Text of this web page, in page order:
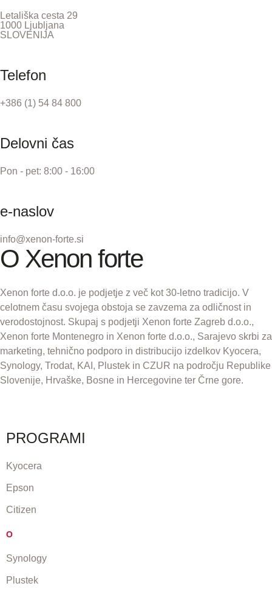
Letališka cesta 29
1000 Ljubljana
SLOVENIJA
Telefon
+386 (1) 54 84 800
Delovni čas
Pon - pet: 8:00 - 16:00
e-naslov
info@xenon-forte.si
O Xenon forte
Xenon forte d.o.o. je podjetje z več kot 30-letno tradicijo. V
celotnem času svojega obstoja se zavzema za odličnost in
verodostojnost. Skupaj s podjetji Xenon forte Zagreb d.o.o.,
Xenon forte Montenegro in Xenon forte d.o.o., Sarajevo skrbi za
marketing, tehnično podporo in distribucijo izdelkov Kyocera,
Synology, Trodat, KAI, Plustek in CZUR na področju Republike
Slovenije, Hrvaške, Bosne in Hercegovine ter Črne gore.
PROGRAMI
Kyocera
Epson
Citizen
O
Synology
Plustek